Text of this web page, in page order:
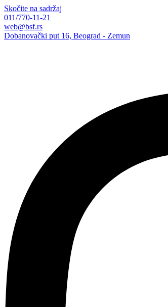
Skočite na sadržaj
011/770-11-21
web@bsf.rs
Dobanovački put 16, Beograd - Zemun